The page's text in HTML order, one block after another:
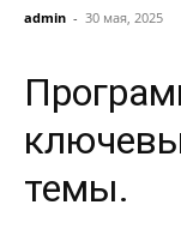
admin - 30 мая, 2025
темы.